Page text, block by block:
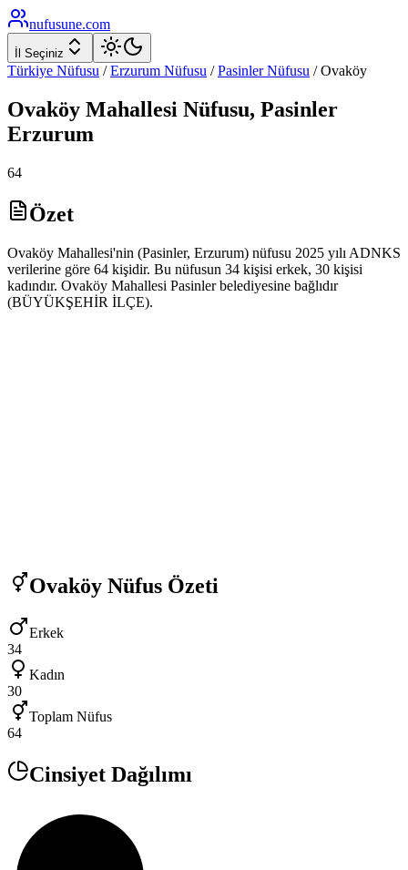
nufusune.com
İl Seçiniz
Türkiye Nüfusu / Erzurum Nüfusu / PasinlerNüfusu /Ovaköy
Ovaköy Mahallesi Nüfusu, Pasinler
Erzurum
64
Özet
Ovaköy Mahallesi'nin (Pasinler, Erzurum) nüfusu 2025 yılı ADNKS
verilerine göre 64 kişidir. Bu nüfusun 34 kişisi erkek, 30 kişisi
kadındır. Ovaköy Mahallesi Pasinler belediyesine bağlıdır
(BÜYÜKŞEHİR İLÇE).
Ovaköy Nüfus Özeti
Erkek
34
Kadın
30
Toplam Nüfus
64
Cinsiyet Dağılımı